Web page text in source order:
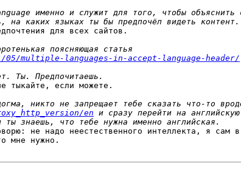
для всех сайтов.
multiple-languages-in-accept-language-header/
тыкайте, если можете.
en
не надо неестественного интеллекта, я сам в
мне нужно.